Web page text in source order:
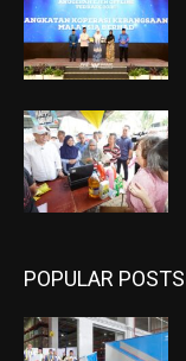
POPULAR POSTS